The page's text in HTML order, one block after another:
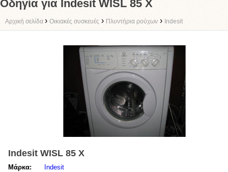
Οδηγία για Indesit WISL 85 X
Αρχική σελίδα › Οικιακές συσκευές › Πλυντήρια ρούχων › Indesit
Indesit WISL 85 X
Μάρκα:
Indesit